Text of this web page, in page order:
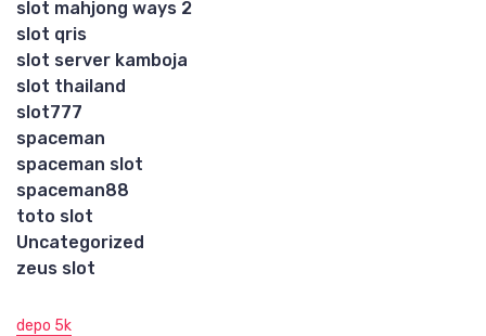
slot mahjong ways 2
slot qris
slot server kamboja
slot thailand
slot777
spaceman
spaceman slot
spaceman88
toto slot
Uncategorized
zeus slot
depo 5k